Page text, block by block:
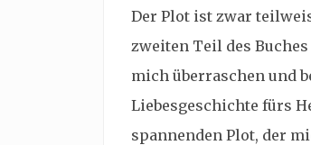
Der Plot ist zwar
zweiten Teil des
mich überraschen und
Liebesgeschichte fürs
spannenden Plot, der